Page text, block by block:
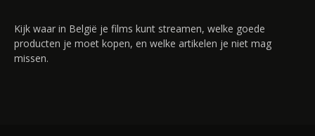
Kijk waar in België je films kunt streamen, welke goede
producten je moet kopen, en welke artikelen je niet mag
missen.